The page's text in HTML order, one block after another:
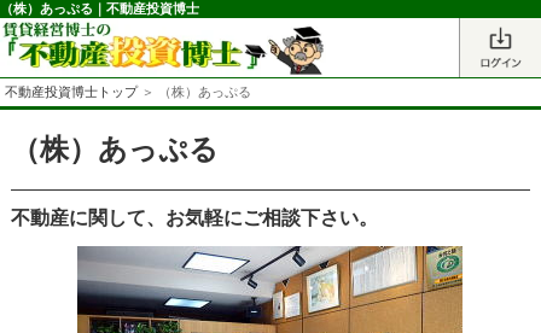
（株）あっぷる｜不動産投資博士
不動産投資博士トップ＞ （株）あっぷる
（株）あっぷる
不動産に関して、お気軽にご相談下さい。